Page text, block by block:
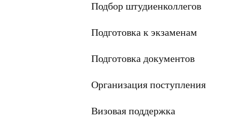
Подбор штудиенколлегов
Подготовка к экзаменам
Подготовка документов
Организация поступления
Визовая поддержка